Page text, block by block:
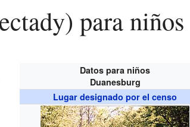
para niños
Datos para niños
Duanesburg
Lugar designado por el censo